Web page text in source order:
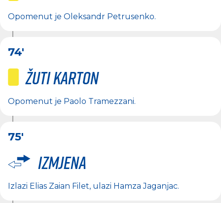
Opomenut je Oleksandr Petrusenko.
74'
Žuti karton
Opomenut je Paolo Tramezzani.
75'
Izmjena
Izlazi Elias Zaian Filet, ulazi Hamza Jaganjac.